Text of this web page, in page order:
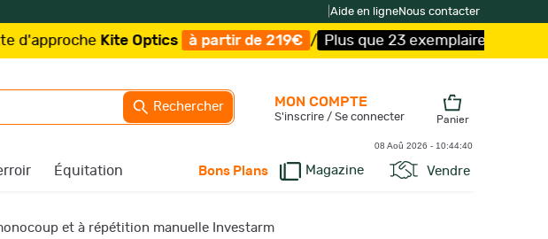
Aide en ligneNous contacter
Optics à partir de 219€ / Plus que 23 exemplaires ! /Livraison offerte
Rechercher
Équitation Bons Plans Magazine Vendre
MON COMPTE
S'inscrire / Se connecter Panier
08 Aoû 2026 - 10:44:41
et à répétition manuelle Investarm